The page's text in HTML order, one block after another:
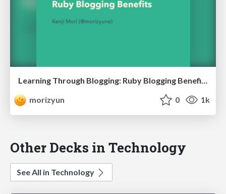
Learning Through Blogging: Ruby Blogging Benefits
morizyun
0 1k
Other Decks in Technology
See All in Technology